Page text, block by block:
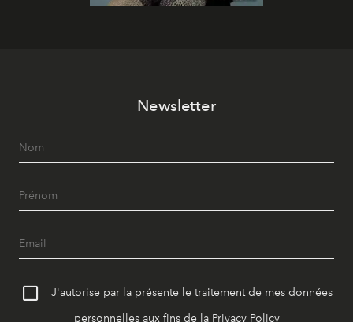
Newsletter
J'autorise par la présente le traitement de mes données
personnelles aux fins de la Privacy Policy